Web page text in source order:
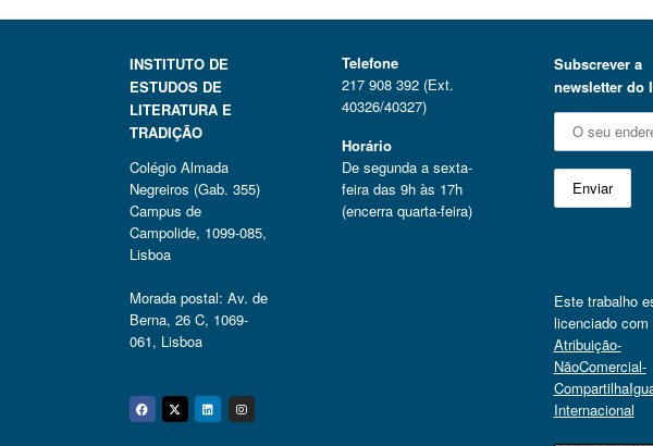
INSTITUTO DE
ESTUDOS DE
LITERATURA E
TRADIÇÃO
Colégio Almada
Negreiros (Gab. 355)
Campus de
Campolide, 1099-085,
Lisboa
Morada postal: Av. de
Berna, 26 C, 1069-
061, Lisboa
Facebook
Twitter
Linkedin
Instagram
Telefone
217 908 392 (Ext.
40326/40327)
Horário
De segunda a sexta-
feira das 9h às 17h
(encerra quarta-feira)
Subscrever a
newsletter do
Este trabalho
licenciado com
Atribuição-
NãoComercial-
Internacional